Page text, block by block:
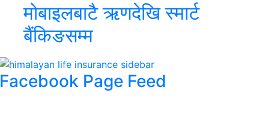
मोबाइलबाटै ऋणदेखि स्मार्ट
बैंकिङसम्म
Facebook Page Feed